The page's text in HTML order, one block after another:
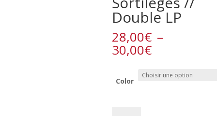
Double LP
28,00€ –
30,00€Plage
de
prix :
28,00€
Color